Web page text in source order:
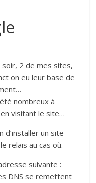
soir, 2 de mes sites,
on eu leur base de
nombreux à
visitant le site…
d’installer un site
relais au cas où.
suivante :
DNS se remettent